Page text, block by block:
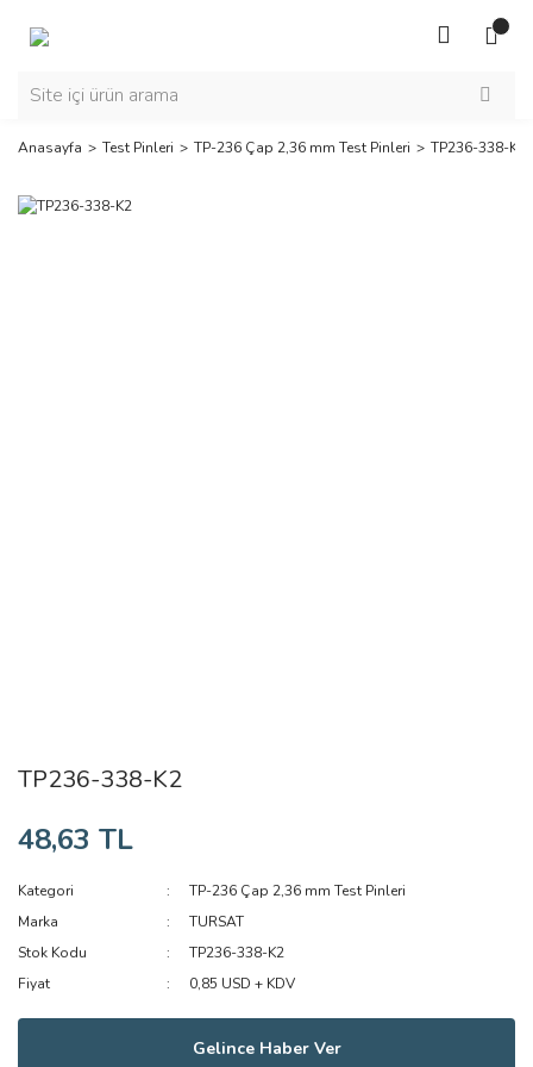
Anasayfa Test Pinleri TP-236 Çap 2,36 mm Test Pinleri TP236-338-K2
TP236-338-K2
48,63 TL
Kategori
TP-236 Çap 2,36 mm Test Pinleri
Marka
TURSAT
Stok Kodu
TP236-338-K2
Fiyat
0,85 USD + KDV
Gelince Haber Ver